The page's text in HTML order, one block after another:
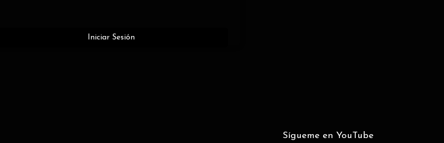
Iniciar Sesión
Sígueme en YouTube